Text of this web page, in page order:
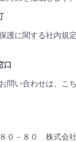
護に関する社内規
口
問い合わせは、こ
０－８０ 株式会